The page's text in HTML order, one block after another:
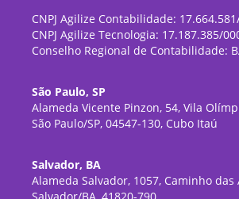
CNPJ Agilize Contabilidade:
CNPJ Agilize Tecnologia: 17.187.385/
Conselho Regional de Contabilidade:
São Paulo, SP
Alameda Vicente Pinzon, 54, Vila
São Paulo/SP, 04547-130, Cubo Itaú
Salvador, BA
Alameda Salvador, 1057, Caminho das